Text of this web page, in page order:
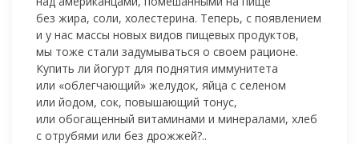
без жира, соли, холестерина. Теперь, с появлением
и у нас массы новых видов пищевых продуктов,
мы тоже стали задумываться о своем рационе.
Купить ли йогурт для поднятия иммунитета
или «облегчающий» желудок, яйца с селеном
или йодом, сок, повышающий тонус,
или обогащенный витаминами и минералами, хлеб
с отрубями или без дрожжей?..